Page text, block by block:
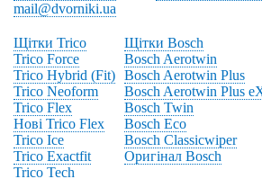
mail@dvorniki.ua
Щітки Trico
Trico Force
Trico Hybrid (Fit)
Trico Neoform
Trico Flex
Нові Trico Flex
Trico Ice
Trico Exactfit
Trico Tech
Щітки Bosch
Bosch Aerotwin
Bosch Aerotwin Plus
Bosch Aerotwin Plus
Bosch Twin
Bosch Eco
Bosch Classicwiper
Оригінал Bosch